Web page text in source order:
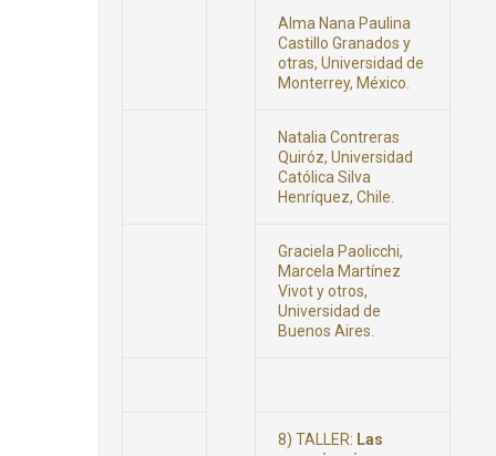
Alma Nana Paulina
Castillo Granados y
otras, Universidad de
Monterrey, México.
Natalia Contreras
Quiróz, Universidad
Católica Silva
Henríquez, Chile.
Graciela Paolicchi,
Marcela Martínez
Vivot y otros,
Universidad de
Buenos Aires.
8) TALLER: Las